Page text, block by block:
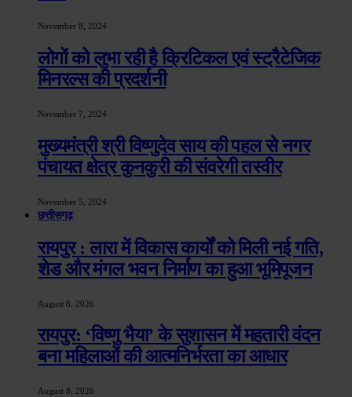
November 8, 2024
लोगों को लुभा रही है क्रिटिकल एवं स्ट्रैटेजिक
मिनरल्स की प्रदर्शनी
November 7, 2024
मुख्यमंत्री श्री विष्णुदेव साय की पहल से नगर
पंचायत क्षेत्र कुनकुरी की संवरेगी तस्वीर
November 5, 2024
छत्तीसगढ़
रायपुर : लारा में विकास कार्यों को मिली नई गति,
शेड और मंगल भवन निर्माण का हुआ भूमिपूजन
August 8, 2026
रायपुर: ‘विष्णु भैया’ के सुशासन में महतारी वंदन
बना महिलाओं की आत्मनिर्भरता का आधार
August 8, 2026